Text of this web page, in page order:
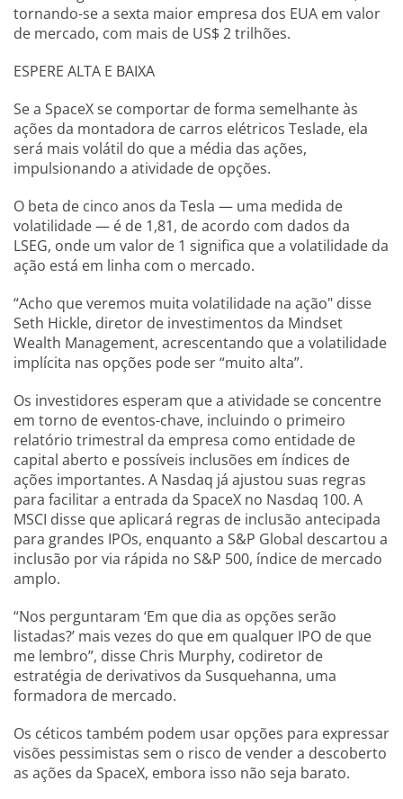
tornando-se a sexta maior empresa dos EUA em valor
de mercado, com mais de US$ 2 trilhões.
ESPERE ALTA E BAIXA
Se a SpaceX se comportar de forma semelhante às
ações da montadora de carros elétricos Teslade, ela
será mais volátil do que a média das ações,
impulsionando a atividade de opções.
O beta de cinco anos da Tesla — uma medida de
volatilidade — é de 1,81, de acordo com dados da
LSEG, onde um valor de 1 significa que a volatilidade da
ação está em linha com o mercado.
“Acho que veremos muita volatilidade na ação" disse
Seth Hickle, diretor de investimentos da Mindset
Wealth Management, acrescentando que a volatilidade
implícita nas opções pode ser “muito alta”.
Os investidores esperam que a atividade se concentre
em torno de eventos-chave, incluindo o primeiro
relatório trimestral da empresa como entidade de
capital aberto e possíveis inclusões em índices de
ações importantes. A Nasdaq já ajustou suas regras
para facilitar a entrada da SpaceX no Nasdaq 100. A
MSCI disse que aplicará regras de inclusão antecipada
para grandes IPOs, enquanto a S&P Global descartou a
inclusão por via rápida no S&P 500, índice de mercado
amplo.
“Nos perguntaram ‘Em que dia as opções serão
listadas?’ mais vezes do que em qualquer IPO de que
me lembro”, disse Chris Murphy, codiretor de
estratégia de derivativos da Susquehanna, uma
formadora de mercado.
Os céticos também podem usar opções para expressar
visões pessimistas sem o risco de vender a descoberto
as ações da SpaceX, embora isso não seja barato.